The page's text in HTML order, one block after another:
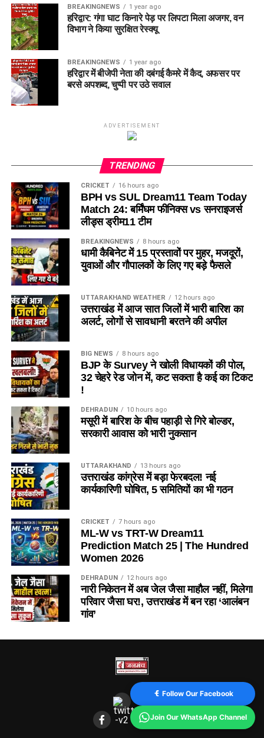
BREAKINGNEWS 1 year ago
हरिद्वार: गंगा घाट किनारे पेड़ पर लिपटा मिला अजगर, वन
विभाग ने किया सुरक्षित रेस्क्यू
BREAKINGNEWS 1 year ago
हरिद्वार में बीजेपी नेता की दबंगई कैमरे में कैद, अफसर पर
बरसे अपशब्द, चुप्पी पर उठे सवाल
ADVERTISEMENT
TRENDING
CRICKET 16 hours ago
BPH vs SUL Dream11 Team Today
Match 24: बर्मिंघम फीनिक्स vs सनराइजर्स
लीड्स ड्रीम11 टीम
BREAKINGNEWS 8 hours ago
धामी कैबिनेट में 15 प्रस्तावों पर मुहर, मजदूरों,
युवाओं और गौपालकों के लिए गए बड़े फैसले
UTTARAKHAND WEATHER 12 hours ago
उत्तराखंड में आज सात जिलों में भारी बारिश का
अलर्ट, लोगों से सावधानी बरतने की अपील
BIG NEWS 8 hours ago
BJP के Survey ने खोली विधायकों की पोल,
32 चेहरे रेड जोन में, कट सकता है कई का टिकट
!
DEHRADUN 10 hours ago
मसूरी में बारिश के बीच पहाड़ी से गिरे बोल्डर,
सरकारी आवास को भारी नुकसान
UTTARAKHAND 13 hours ago
उत्तराखंड कांग्रेस में बड़ा फेरबदल! नई
कार्यकारिणी घोषित, 5 समितियों का भी गठन
CRICKET 7 hours ago
ML-W vs TRT-W Dream11
Prediction Match 25 | The Hundred
Women 2026
DEHRADUN 12 hours ago
नारी निकेतन में अब जेल जैसा माहौल नहीं, मिलेगा
परिवार जैसा घर!, उत्तराखंड में बन रहा ‘आलंबन
गांव’
Follow Our Facebook
Join Our WhatsApp Channel